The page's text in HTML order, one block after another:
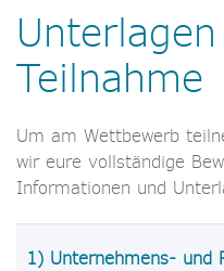
Teilnahme
Um am Wettbewerb
wir eure vollständige
Informationen und
1) Unternehmens- und